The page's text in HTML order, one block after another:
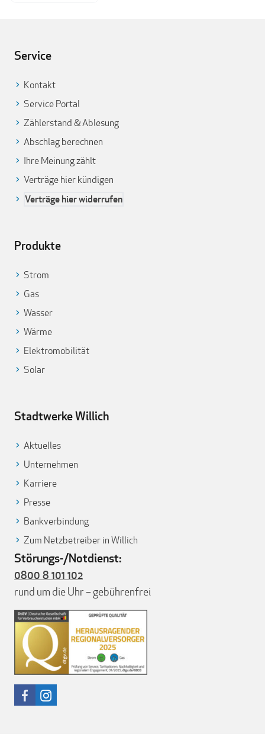
Service
Kontakt
Service Portal
Zählerstand & Ablesung
Abschlag berechnen
Ihre Meinung zählt
Verträge hier kündigen
Verträge hier widerrufen
Produkte
Strom
Gas
Wasser
Wärme
Elektromobilität
Solar
Stadtwerke Willich
Aktuelles
Unternehmen
Karriere
Presse
Bankverbindung
Zum Netzbetreiber in Willich
Störungs-/Notdienst:
0800 8 101 102
rund um die Uhr – gebührenfrei